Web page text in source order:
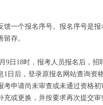
馈一个报名序号。报名序号是
存。
9日18时，报考人员报名后，
1日后，登录原报名网站查询资
考申请尚未审查或未通过资格
充或更换，并按要求再次提交